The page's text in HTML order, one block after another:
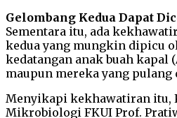
Gelombang Kedua Dapat
Sementara itu, ada
kedua yang mungkin dipicu
kedatangan anak buah kapal
maupun mereka yang
Menyikapi kekhawatiran itu,
Mikrobiologi FKUI Prof.